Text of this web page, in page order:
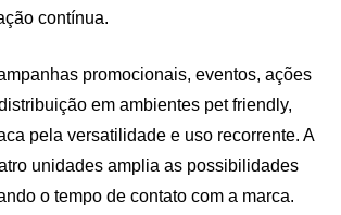
contínua.
promocionais, eventos, ações
em ambientes pet friendly,
pela versatilidade e uso recorrente. A
unidades amplia as possibilidades
o tempo de contato com a marca.